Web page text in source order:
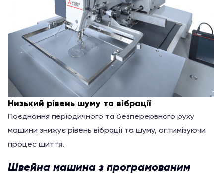
Низький рівень шуму та вібрації
Поєднання періодичного та безперервного руху
машини знижує рівень вібрації та шуму, оптимізуючи
процес шиття.
Швейна машина з програмованим